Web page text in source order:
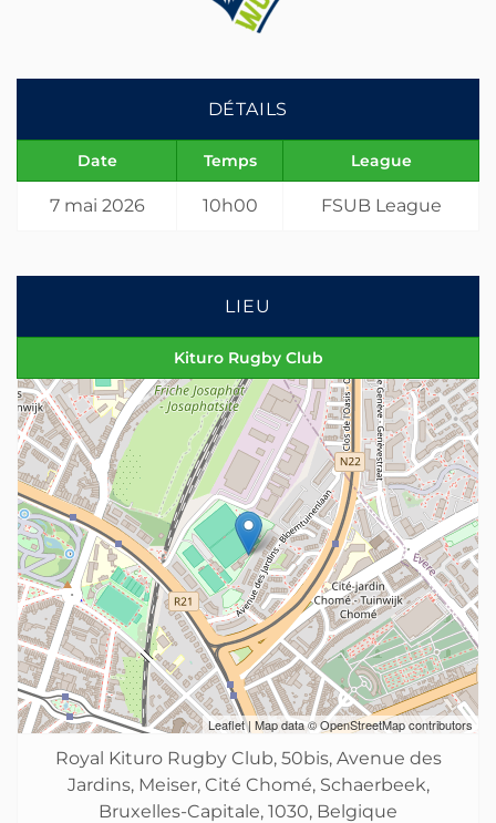
DÉTAILS
Date Temps League
7 mai 2026 10h00 FSUB League
LIEU
Kituro Rugby Club
Leaflet| Map data ©OpenStreetMapcontributors
Royal Kituro Rugby Club, 50bis, Avenue des
Jardins, Meiser, Cité Chomé, Schaerbeek,
Bruxelles-Capitale, 1030, Belgique